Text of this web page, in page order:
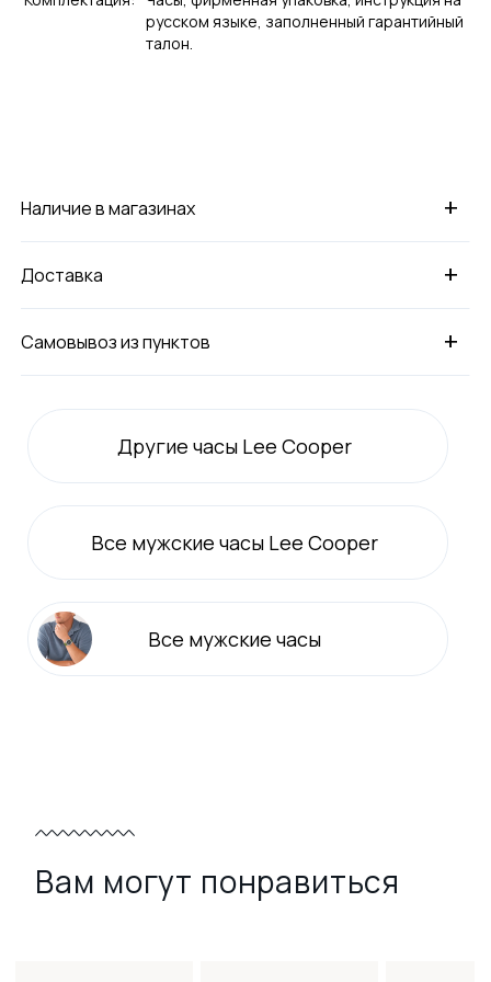
русском языке, заполненный гарантийный
талон.
+
Наличие в магазинах
+
Доставка
+
Самовывоз из пунктов
Другие часы Lee Cooper
Все мужские часы Lee Cooper
Все мужские часы
Вам могут понравиться